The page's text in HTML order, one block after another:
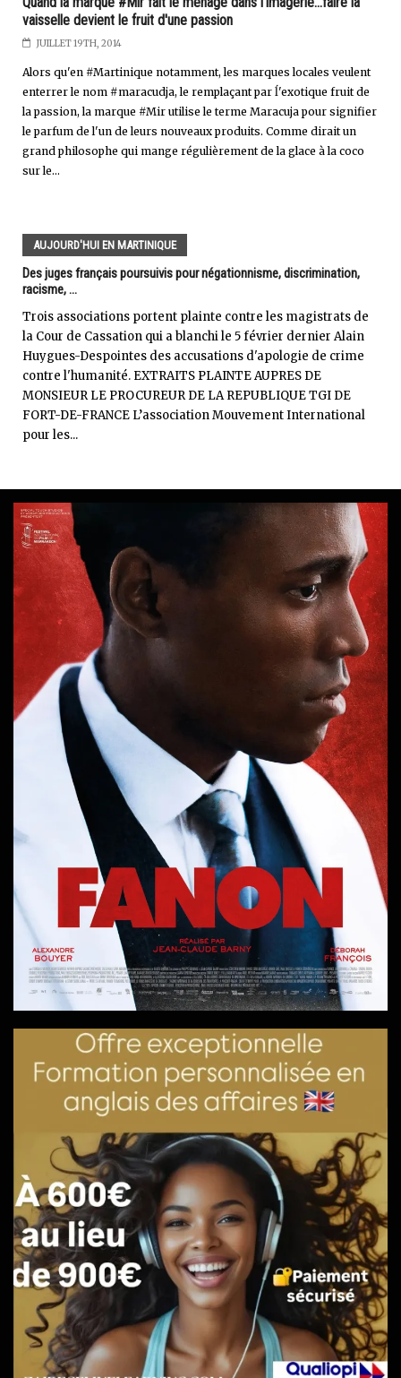
vaisselle devient le fruit d'une passion
JUILLET 19TH, 2014
Alors qu'en #Martinique notamment, les marques locales veulent
enterrer le nom #maracudja, le remplaçant par ĺ'exotique fruit de
la passion, la marque #Mir utilise le terme Maracuja pour signifier
le parfum de l'un de leurs nouveaux produits. Comme dirait un
grand philosophe qui mange régulièrement de la glace à la coco
sur le...
AUJOURD'HUI EN MARTINIQUE
Des juges français poursuivis pour négationnisme, discrimination,
racisme, ...
Trois associations portent plainte contre les magistrats de
la Cour de Cassation qui a blanchi le 5 février dernier Alain
Huygues-Despointes des accusations d'apologie de crime
contre l'humanité. EXTRAITS PLAINTE AUPRES DE
MONSIEUR LE PROCUREUR DE LA REPUBLIQUE TGI DE
FORT-DE-FRANCE L’association Mouvement International
pour les...